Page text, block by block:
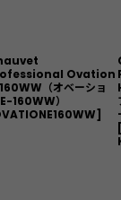
Ovation
（オベーショ
160WW）
]